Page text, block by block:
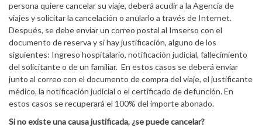
persona quiere cancelar su viaje, deberá acudir a la Agencia de
viajes y solicitar la cancelación o anularlo a través de Internet.
Después, se debe enviar un correo postal al Imserso con el
documento de reserva y si hay justificación, alguno de los
siguientes: Ingreso hospitalario, notificación judicial, fallecimiento
del solicitante o de un familiar. En estos casos se deberá enviar
junto al correo con el documento de compra del viaje, el justificante
médico, la notificación judicial o el certificado de defunción. En
estos casos se recuperará el 100% del importe abonado.
Si no existe una causa justificada, ¿se puede cancelar?